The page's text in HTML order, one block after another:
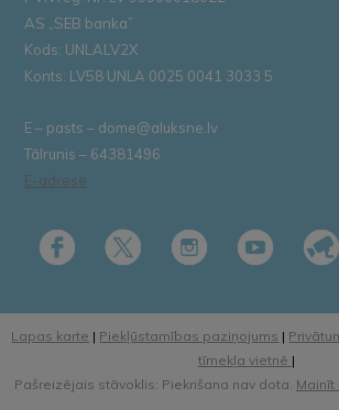
AS „SEB banka”
Kods: UNLALV2X
Konts: LV58 UNLA 0025 0041 3033 5
E – pasts – dome@aluksne.lv
Tālrunis – 64381496
E-adrese
Lapas karte | Piekļūstamības paziņojums |
tīmekļa vietnē |
Pašreizējais stāvoklis: Piekrišana nav dota. Mainīt